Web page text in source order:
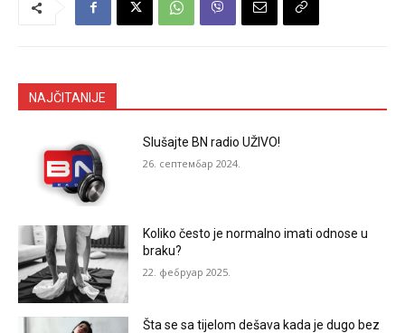
NAJČITANIJE
Slušajte BN radio UŽIVO!
26. септембар 2024.
Koliko često je normalno imati odnose u
braku?
22. фебруар 2025.
Šta se sa tijelom dešava kada je dugo bez